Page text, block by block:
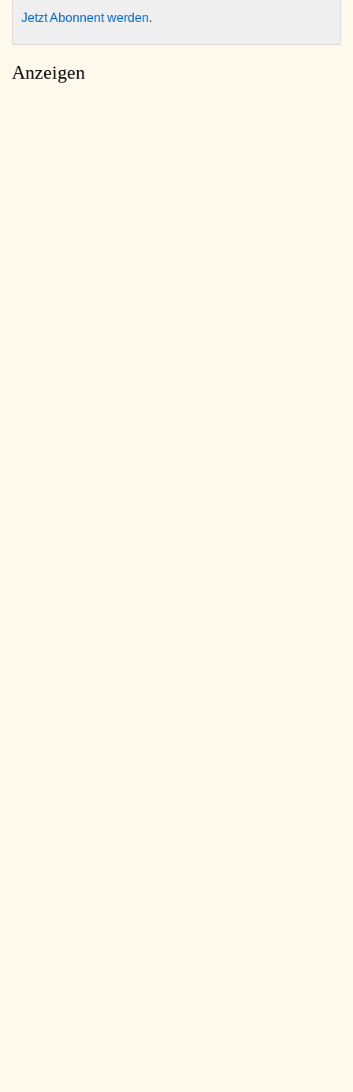
Jetzt Abonnent werden.
Anzeigen